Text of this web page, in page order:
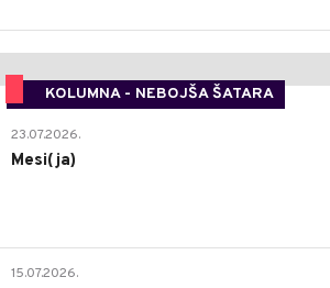
KOLUMNA - NEBOJŠA ŠATARA
23.07.2026.
Mesi(ja)
15.07.2026.